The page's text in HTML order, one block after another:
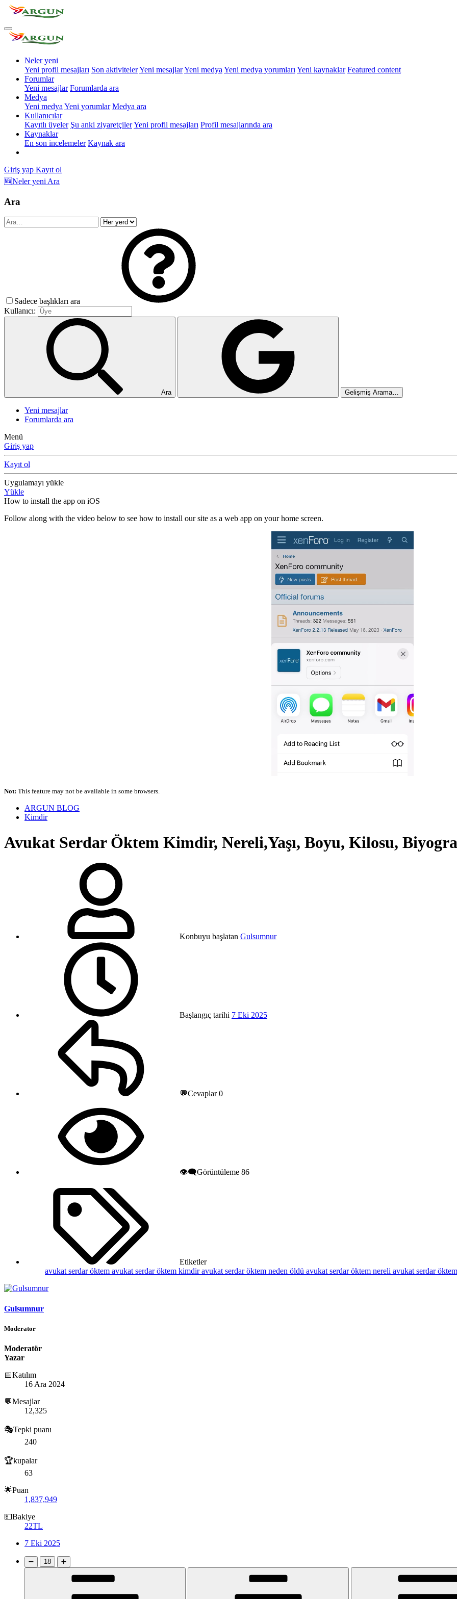
Neler yeni
Yeni profil mesajları Son aktivitelerYeni mesajlarYeni medya Yeni medya yorumları Yeni kaynaklar Featured content
Forumlar
Yeni mesajlar Forumlarda ara
Medya
Yeni medya Yeni yorumlar Medya ara
Kullanıcılar
Kayıtlı üyeler Şu anki ziyaretçilerYeni profil mesajları Profil mesajlarında ara
Kaynaklar
En son incelemeler Kaynak ara
Giriş yap Kayıt ol
🆕Neler yeni Ara
Ara
Sadece başlıkları ara
Kullanıcı:
Ara Gelişmiş Arama…
Yeni mesajlar
Forumlarda ara
Menü
Giriş yap
Kayıt ol
Uygulamayı yükle
Yükle
How to install the app on iOS
Follow along with the video below to see how to install our site as a web app on your home screen.
Not: This feature may not be available in some browsers.
ARGUN BLOG
Kimdir
Avukat Serdar Öktem Kimdir, Nereli,Yaşı, Boyu, Kilosu,
Konbuyu başlatan Gulsumnur
Başlangıç tarihi 7 Eki 2025
💬Cevaplar0
👁️‍🗨️Görüntüleme 86
Etiketler
avukat serdar öktem avukat serdar öktem kimdiravukat serdar öktem neden öldü avukat serdar öktem nereli avukat serdar
Gulsumnur
Moderator
Moderatör
Yazar
📅Katılım
16 Ara 2024
💬Mesajlar
12,325
🎭Tepki puanı
240
🏆kupalar
63
🌟Puan
1,837,949
💵Bakiye
22TL
7 Eki 2025
➖ 18 ➕